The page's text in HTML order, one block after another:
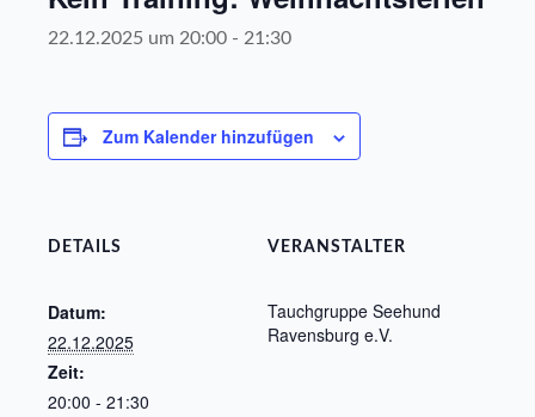
22.12.2025 um 20:00- 21:30
Zum Kalender hinzufügen
DETAILS
Datum:
22.12.2025
Zeit:
20:00 - 21:30
VERANSTALTER
Tauchgruppe Seehund
Ravensburg e.V.